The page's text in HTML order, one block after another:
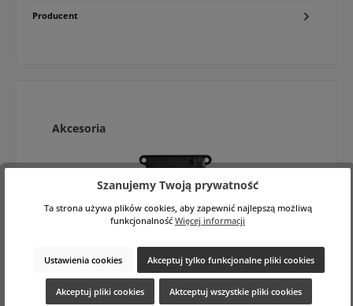
Producent
Pomiń galerię produktów
Akcesoria
Szanujemy Twoją prywatność
Ta strona używa plików cookies, aby zapewnić najlepszą możliwą
funkcjonalność Więcej informacji
Ustawienia cookies Akceptuj tylko funkcjonalne pliki cookies
Akceptuj pliki cookies Aktceptuj wszystkie pliki cookies